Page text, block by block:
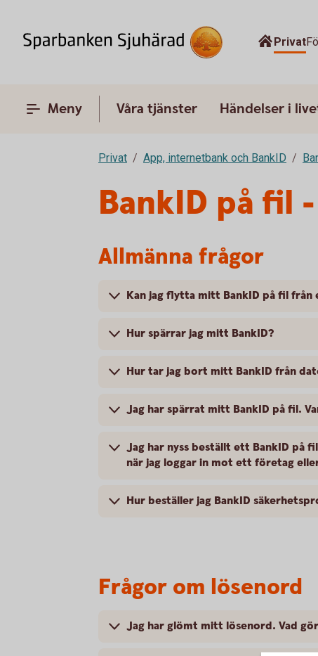
Privat
Meny Våra tjänster Händelser i
Privat App, internetbank och BankID
BankID på fil
Allmänna frågor
Kan jag flytta mitt BankID på fil från
Hur spärrar jag mitt BankID?
Hur tar jag bort mitt BankID från
Jag har spärrat mitt BankID på fil.
Jag har nyss beställt ett BankID på
när jag loggar in mot ett företag
Hur beställer jag BankID
Frågor om lösenord
Jag har glömt mitt lösenord. Vad